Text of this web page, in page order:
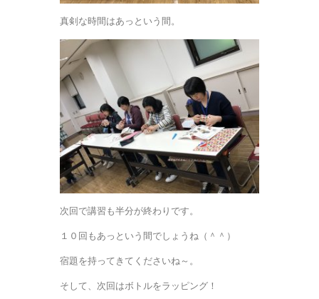
真剣な時間はあっという間。
次回で講習も半分が終わりです。
１０回もあっという間でしょうね（＾＾）
宿題を持ってきてくださいね～。
そして、次回はボトルをラッピング！